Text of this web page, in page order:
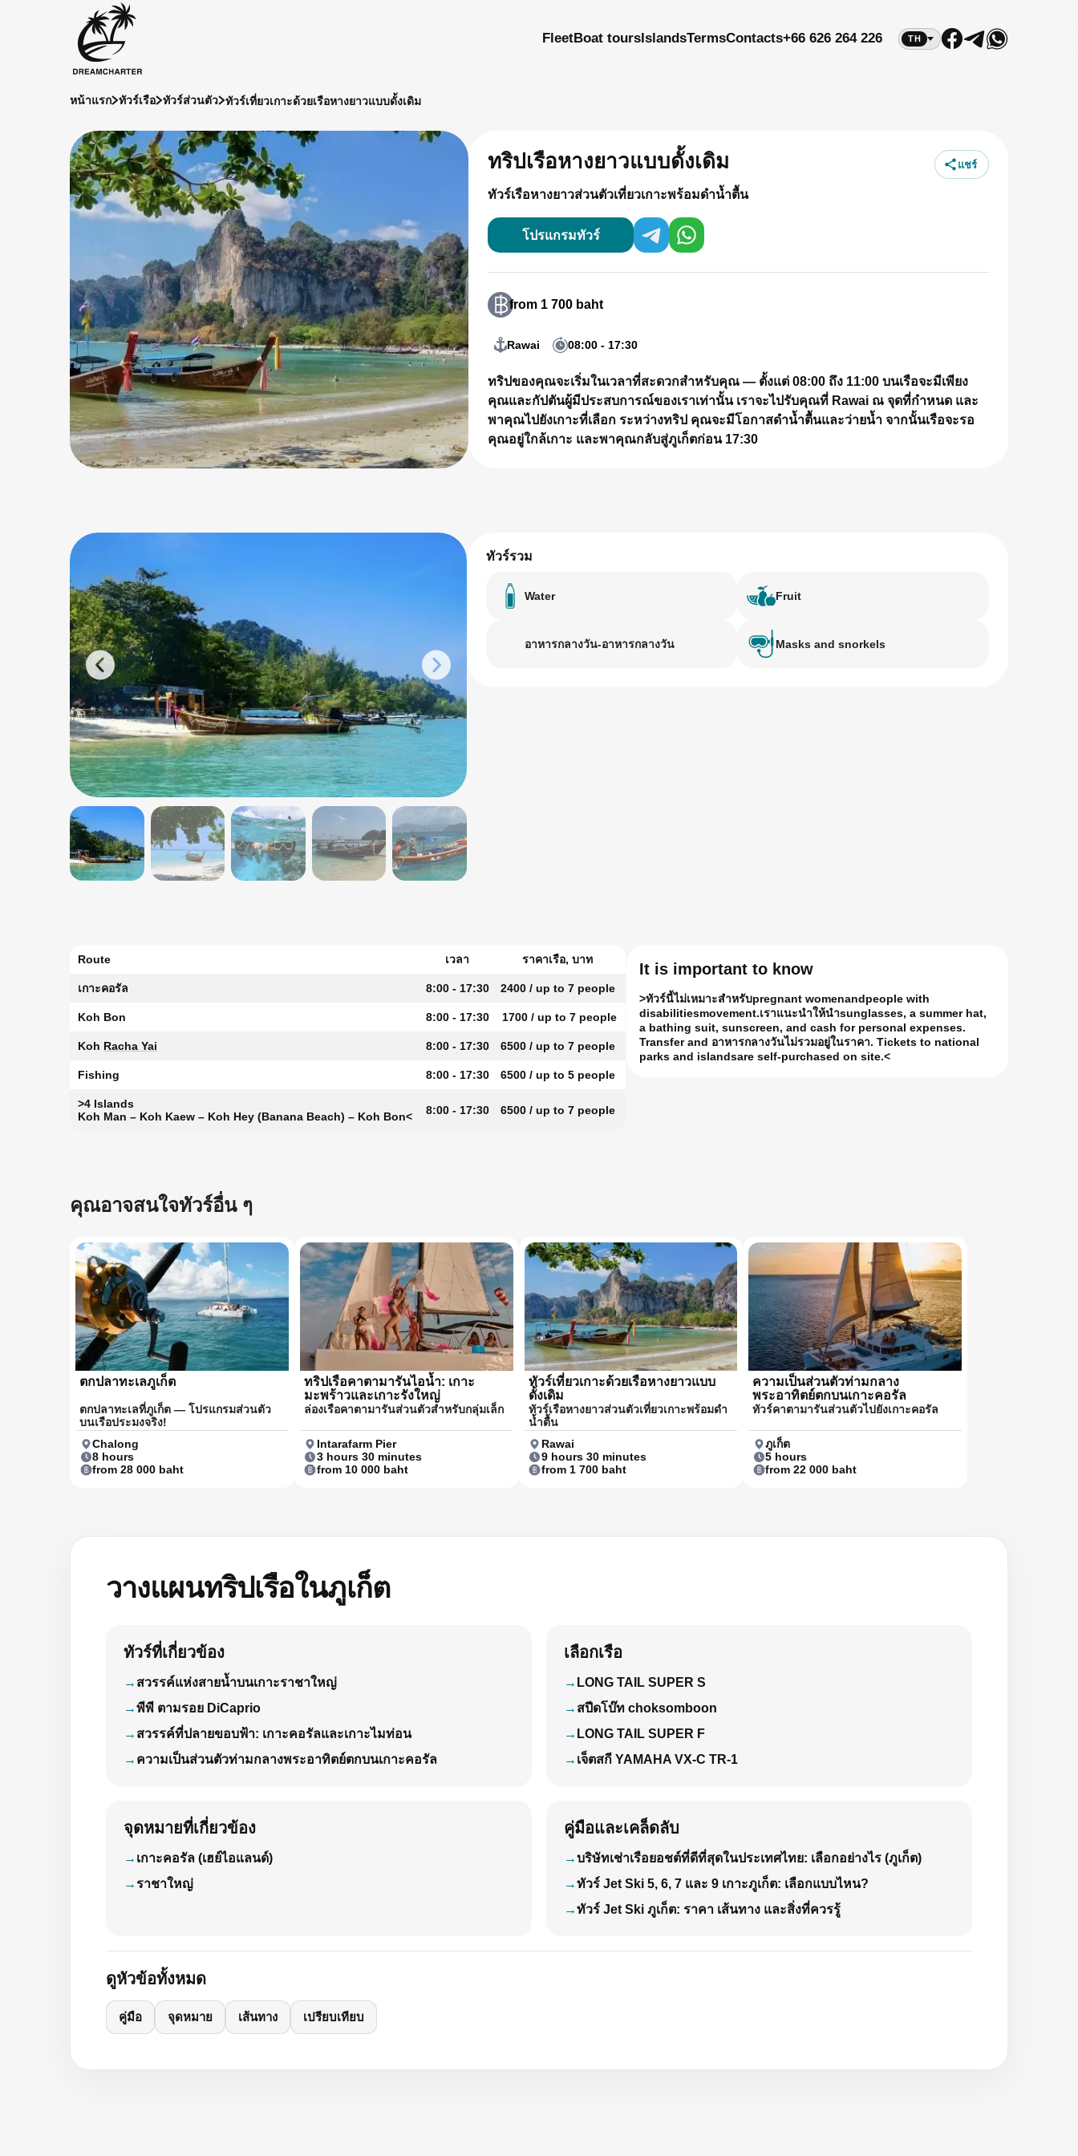
FleetBoat toursIslandsTermsContacts+66 626 264 226 TH
หน้าแรก ทัวร์เรือ ทัวร์ส่วนตัว ทัวร์เที่ยวเกาะด้วยเรือหางยาวแบบดั้งเดิม
ทริปเรือหางยาวแบบดั้งเดิม แชร์
ทัวร์เรือหางยาวส่วนตัวเที่ยวเกาะพร้อมดำน้ำตื้น
โปรแกรมทัวร์
from 1 700 baht
Rawai 08:00 - 17:30
ทริปของคุณจะเริ่มในเวลาที่สะดวกสำหรับคุณ — ตั้งแต่ 08:00 ถึง 11:00บนเรือจะมีเพียง
คุณและกัปตันผู้มีประสบการณ์ของเราเท่านั้นเราจะไปรับคุณที่ Rawai ณ จุดที่กำหนด และ
พาคุณไปยังเกาะที่เลือก ระหว่างทริป คุณจะมีโอกาสดำน้ำตื้นและว่ายน้ำ จากนั้นเรือจะรอ
คุณอยู่ใกล้เกาะ และพาคุณกลับสู่ภูเก็ตก่อน 17:30
ทัวร์รวม
Water Fruit
อาหารกลางวัน-อาหารกลางวัน Masks and snorkels
Route เวลา ราคาเรือ, บาท
เกาะคอรัล 8:00 - 17:30 2400 / up to 7 people
Koh Bon 8:00 - 17:30 1700 / up to 7 people
Koh Racha Yai 8:00 - 17:30 6500 / up to 7 people
Fishing 8:00 - 17:30 6500 / up to 5 people
>4 Islands
Koh Man – Koh Kaew – Koh Hey (Banana Beach) – Koh Bon<
8:00 - 17:30 6500 / up to 7 people
It is important to know
>ทัวร์นี้ไม่เหมาะสำหรับpregnant womenandpeople with
disabilitiesmovement.เราแนะนำให้นำsunglasses, a summer hat,
a bathing suit, sunscreen, and cash for personal expenses.
Transfer and อาหารกลางวันไม่รวมอยู่ในราคา. Tickets to national
parks and islandsare self-purchased on site.<
คุณอาจสนใจทัวร์อื่น ๆ
ตกปลาทะเลภูเก็ต
ตกปลาทะเลที่ภูเก็ต — โปรแกรมส่วนตัว
บนเรือประมงจริง!
Chalong
8 hours
from 28 000 baht
ทริปเรือคาตามารันไอน้ำ: เกาะ
มะพร้าวและเกาะรังใหญ่
ล่องเรือคาตามารันส่วนตัวสำหรับกลุ่มเล็ก
Intarafarm Pier
3 hours 30 minutes
from 10 000 baht
ทัวร์เที่ยวเกาะด้วยเรือหางยาวแบบ
ดั้งเดิม
ทัวร์เรือหางยาวส่วนตัวเที่ยวเกาะพร้อมดำ
น้ำตื้น
Rawai
9 hours 30 minutes
from 1 700 baht
ความเป็นส่วนตัวท่ามกลาง
พระอาทิตย์ตกบนเกาะคอรัล
ทัวร์คาตามารันส่วนตัวไปยังเกาะคอรัล
ภูเก็ต
5 hours
from 22 000 baht
วางแผนทริปเรือในภูเก็ต
ทัวร์ที่เกี่ยวข้อง
สวรรค์แห่งสายน้ำบนเกาะราชาใหญ่
พีพี ตามรอย DiCaprio
สวรรค์ที่ปลายขอบฟ้า: เกาะคอรัลและเกาะไมท่อน
ความเป็นส่วนตัวท่ามกลางพระอาทิตย์ตกบนเกาะคอรัล
เลือกเรือ
LONG TAIL SUPER S
สปีดโบ๊ท choksomboon
LONG TAIL SUPER F
เจ็ตสกี YAMAHA VX-C TR-1
จุดหมายที่เกี่ยวข้อง
เกาะคอรัล (เฮย์ไอแลนด์)
ราชาใหญ่
คู่มือและเคล็ดลับ
บริษัทเช่าเรือยอชต์ที่ดีที่สุดในประเทศไทย: เลือกอย่างไร (ภูเก็ต)
ทัวร์ Jet Ski 5, 6, 7 และ 9 เกาะภูเก็ต: เลือกแบบไหน?
ทัวร์ Jet Ski ภูเก็ต: ราคา เส้นทาง และสิ่งที่ควรรู้
ดูหัวข้อทั้งหมด
คู่มือ จุดหมาย เส้นทาง เปรียบเทียบ